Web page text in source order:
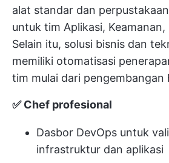
alat standar dan
untuk tim Aplikasi, Keamanan,
Selain itu, solusi bisnis dan
memiliki otomatisasi
tim mulai dari pengembangan
✅ Chef profesional
Dasbor DevOps untuk
infrastruktur dan aplikasi